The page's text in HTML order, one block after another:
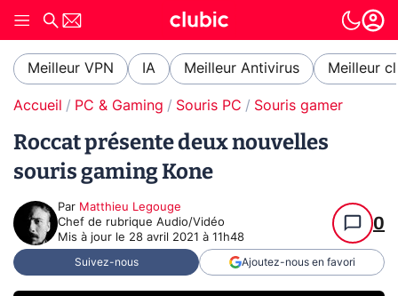
Meilleur VPN IA Meilleur Antivirus Meilleur
Accueil PC & Gaming Souris PC Souris gamer
Roccat présente deux nouvelles
souris gaming Kone
Par Matthieu Legouge
Chef de rubrique Audio/Vidéo
Mis à jour le 28 avril 2021 à 11h48
0
Suivez-nous Ajoutez-nous en favori